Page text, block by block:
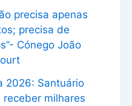
precisa apenas
precisa de
Cónego João
2026: Santuário
milhares